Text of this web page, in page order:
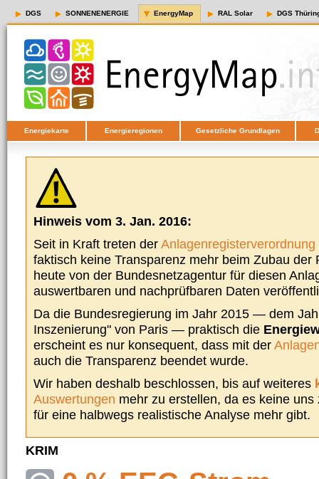
DGS SONNENENERGIE EnergyMap RAL Solar DGS
Energiekarte Energieregionen Gesetzliche Grundlagen
Hinweis vom 3. Jan. 2016:
Seit in Kraft treten derAnlagenregisterverordnung
faktisch keine Transparenz mehr beim Zubau der
heute von der Bundesnetzagentur für diesen
auswertbaren und nachprüfbaren Daten
Da die Bundesregierung im Jahr 2015 — dem
Inszenierung" von Paris — praktisch die
erscheint es nur konsequent, dass mit der
auch die Transparenz beendet wurde.
Wir haben deshalb beschlossen, bis auf weiteres
Auswertungen mehr zu erstellen, da es keine
für eine halbwegs realistische Analyse mehr gibt.
KRIM